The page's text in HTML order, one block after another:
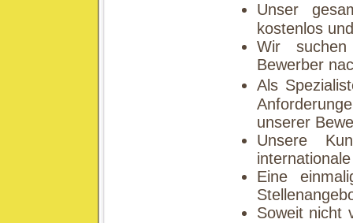
Unser
kostenlos
Wir
Bewerber
Als
unserer
Unsere
Eine
Soweit nicht